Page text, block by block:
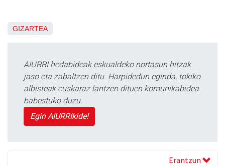
GIZARTEA
AIURRI hedabideak eskualdeko nortasun hitzak
jaso eta zabaltzen ditu. Harpidedun eginda, tokiko
albisteak euskaraz lantzen dituen komunikabidea
babestuko duzu.
Egin AIURRIkide!
Erantzun